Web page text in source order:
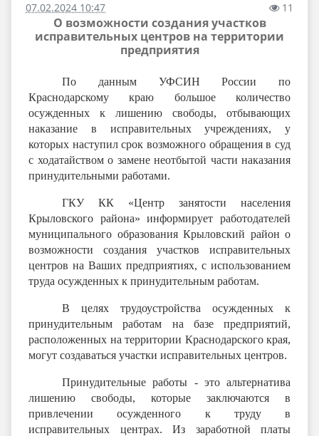
07.02.2024 10:47 11
О возможности создания участков
исправительных центров на территории
предприятия
По данным УФСИН России по
Краснодарскому краю большое количество
осужденных к лишению свободы, отбывающих
наказание в исправительных учреждениях, у
которых наступил срок возможного обращения в суд
с ходатайством о замене неотбытой части наказания
принудительными работами.
ГКУ КК «Центр занятости населения
Крыловского района» информирует работодателей
муниципального образования Крыловский район о
возможности создания участков исправительных
центров на Ваших предприятиях, с использованием
труда осужденных к принудительным работам.
В целях трудоустройства осужденных к
принудительным работам на базе предприятий,
расположенных на территории Краснодарского края,
могут создаваться участки исправительных центров.
Принудительные работы - это альтернатива
лишению свободы, которые заключаются в
привлечении осужденного к труду в
исправительных центрах. Из заработной платы